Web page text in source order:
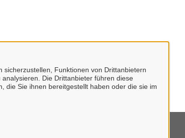
Funktionen von Drittanbietern
Die Drittanbieter führen diese
die Sie ihnen bereitgestellt haben oder die sie im